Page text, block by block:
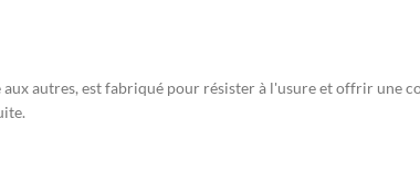
autres, est fabriqué pour résister à l'usure et offrir